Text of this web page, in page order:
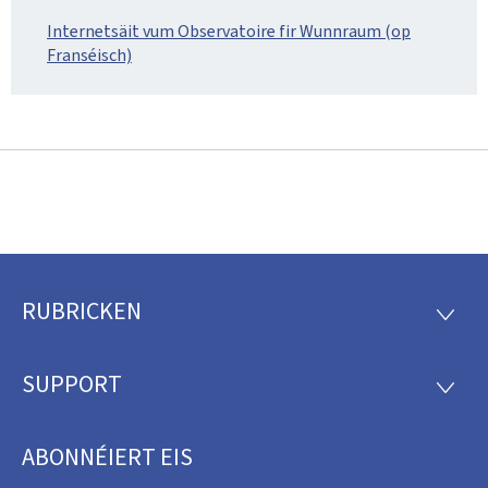
Internetsäit vum Observatoire fir Wunnraum (op
Franséisch)
Fousszeil
RUBRICKEN
SUPPORT
ABONNÉIERT EIS